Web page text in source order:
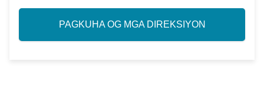
PAGKUHA OG MGA DIREKSIYON